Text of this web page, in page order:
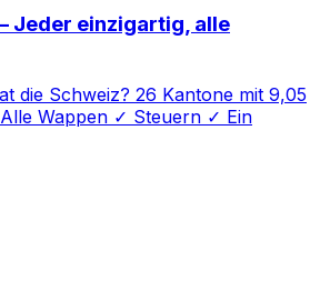
Jeder einzigartig, alle
die Schweiz? 26 Kantone mit 9,05
Wappen ✓ Steuern ✓ Ein